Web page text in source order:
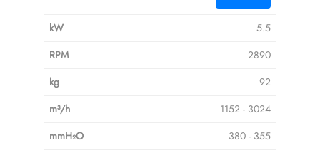
5.5
2890
92
1152 - 3024
380 - 355